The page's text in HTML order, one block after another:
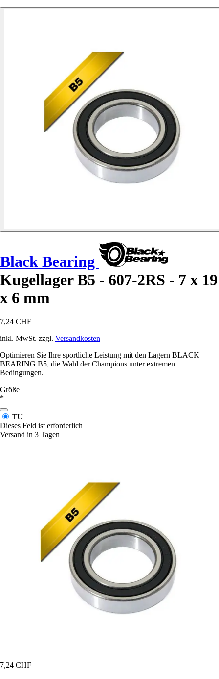
Black Bearing
Kugellager B5 - 607-2RS - 7 x 19
x 6 mm
7,24 CHF
inkl. MwSt. zzgl. Versandkosten
Optimieren Sie Ihre sportliche Leistung mit den Lagern BLACK
BEARING B5, die Wahl der Champions unter extremen
Bedingungen.
Größe
*
TU
Dieses Feld ist erforderlich
Versand in 3 Tagen
7,24 CHF